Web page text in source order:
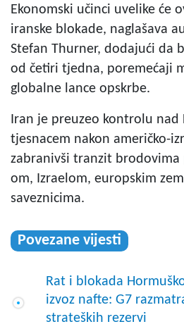
Ekonomski učinci uvelike će
iranske blokade, naglašava
Stefan Thurner, dodajući da
od četiri tjedna, poremećaji
globalne lance opskrbe.
Iran je preuzeo kontrolu nad
tjesnacem nakon američko-
zabranivši tranzit brodovima
om, Izraelom, europskim
saveznicima.
Povezane vijesti
Rat i blokada
izvoz nafte: G7
strateških rezervi